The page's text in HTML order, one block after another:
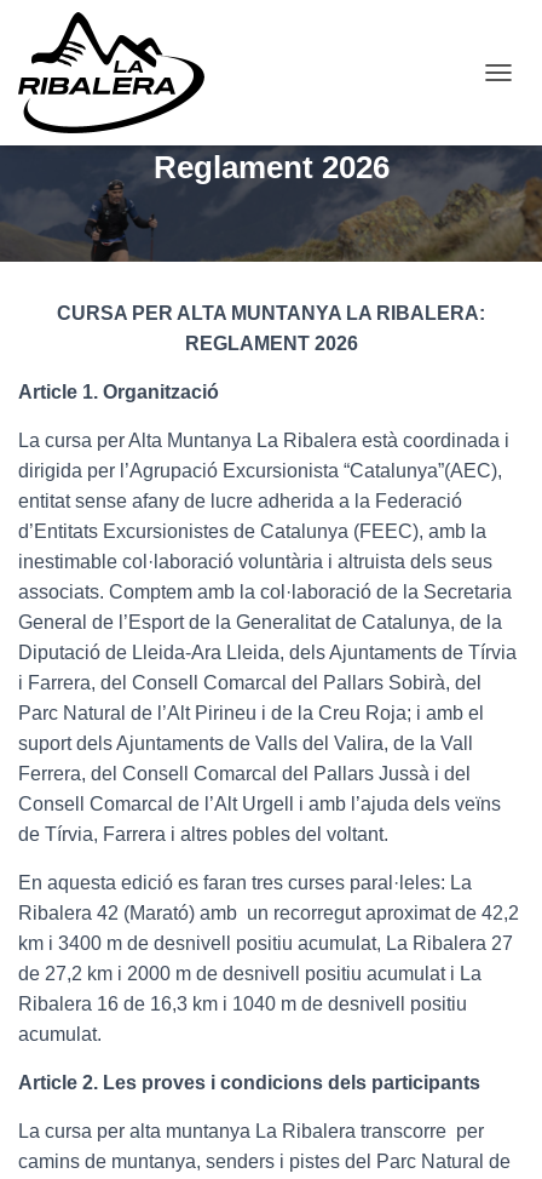
A
I
Reglament 2026
CURSA PER ALTA MUNTANYA LA RIBALERA:
REGLAMENT 2026
Article 1. Organització
La cursa per Alta Muntanya La Ribalera està coordinada i
dirigida per l’Agrupació Excursionista “Catalunya”(AEC),
entitat sense afany de lucre adherida a la Federació
d’Entitats Excursionistes de Catalunya (FEEC), amb la
inestimable col·laboració voluntària i altruista dels seus
associats. Comptem amb la col·laboració de la Secretaria
General de l’Esport de la Generalitat de Catalunya, de la
Diputació de Lleida-Ara Lleida, dels Ajuntaments de Tírvia
i Farrera, del Consell Comarcal del Pallars Sobirà, del
Parc Natural de l’Alt Pirineu i de la Creu Roja; i amb el
suport dels Ajuntaments de Valls del Valira, de la Vall
Ferrera, del Consell Comarcal del Pallars Jussà i del
Consell Comarcal de l’Alt Urgell i amb l’ajuda dels veïns
de Tírvia, Farrera i altres pobles del voltant.
En aquesta edició es faran tres curses paral·leles: La
Ribalera 42 (Marató) amb un recorregut aproximat de 42,2
km i 3400 m de desnivell positiu acumulat, La Ribalera 27
de 27,2 km i 2000 m de desnivell positiu acumulat i La
Ribalera 16 de 16,3 km i 1040 m de desnivell positiu
acumulat.
Article 2. Les proves i condicions dels participants
La cursa per alta muntanya La Ribalera transcorre per
camins de muntanya, senders i pistes del Parc Natural de